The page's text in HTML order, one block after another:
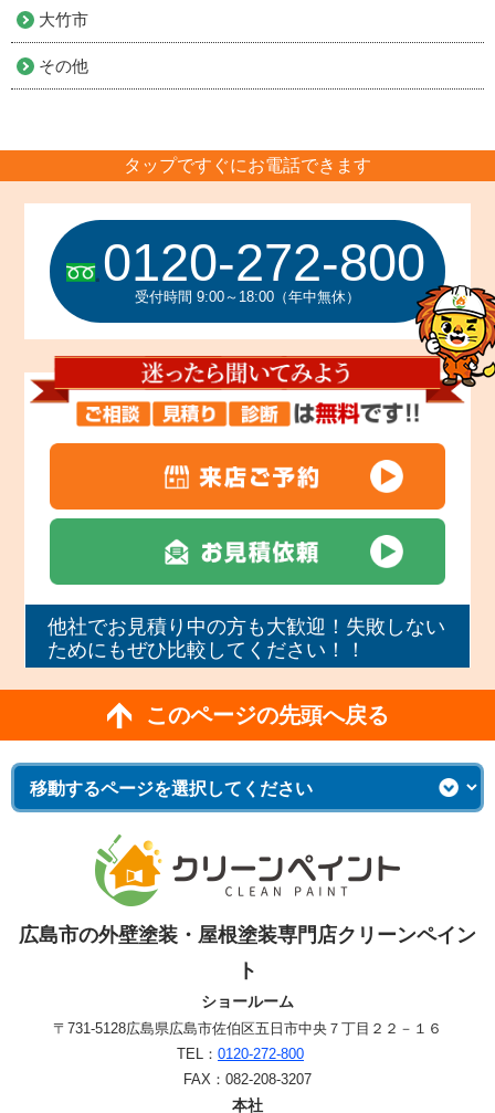
大竹市
その他
タップですぐにお電話できます
0120-272-800
受付時間 9:00～18:00（年中無休）
他社でお見積り中の方も大歓迎！失敗しない
ためにもぜひ比較してください！！
このページの先頭へ戻る
広島市の外壁塗装・屋根塗装専門店クリーンペイン
ト
ショールーム
〒731-5128広島県広島市佐伯区五日市中央７丁目２２－１６
TEL： 0120-272-800
FAX：082-208-3207
本社